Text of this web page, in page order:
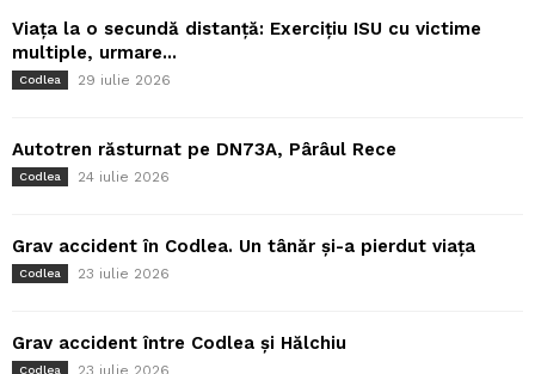
Viața la o secundă distanță: Exercițiu ISU cu victime
multiple, urmare...
Codlea 29 iulie 2026
Autotren răsturnat pe DN73A, Pârâul Rece
Codlea 24 iulie 2026
Grav accident în Codlea. Un tânăr și-a pierdut viața
Codlea 23 iulie 2026
Grav accident între Codlea și Hălchiu
Codlea 23 iulie 2026